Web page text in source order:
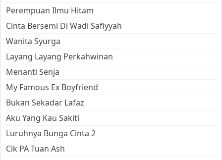
Perempuan Ilmu Hitam
Cinta Bersemi Di Wadi Safiyyah
Wanita Syurga
Layang Layang Perkahwinan
Menanti Senja
My Famous Ex Boyfriend
Bukan Sekadar Lafaz
Aku Yang Kau Sakiti
Luruhnya Bunga Cinta 2
Cik PA Tuan Ash